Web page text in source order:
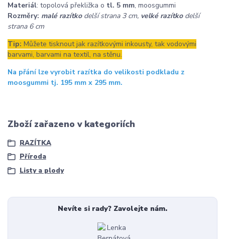
Materiál: topolová překližka o tl. 5 mm, moosgummi
Rozměry: malé razítko delší strana 3 cm, velké razítko delší
strana 6 cm
Tip: Můžete tisknout jak razítkovými inkousty, tak vodovými
barvami, barvami na textil, na stěnu.
Na přání lze vyrobit razítka do velikosti podkladu z
moosgummi tj. 195 mm x 295 mm.
Zboží zařazeno v kategoriích
RAZÍTKA
Příroda
Listy a plody
Nevíte si rady? Zavolejte nám.